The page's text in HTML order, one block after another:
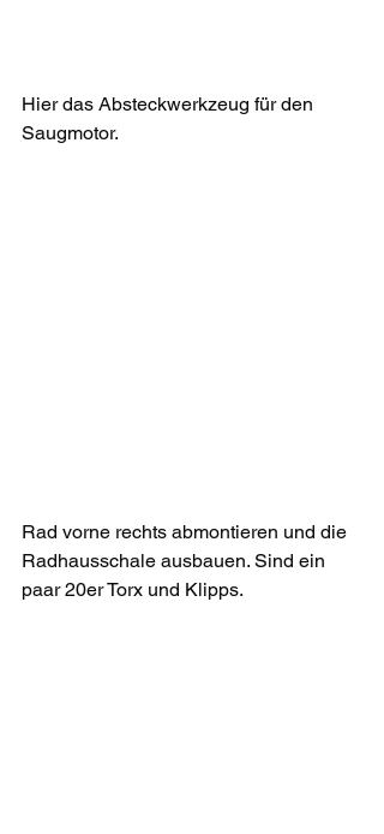
Hier das Absteckwerkzeug für den
Saugmotor.
Rad vorne rechts abmontieren und die
Radhausschale ausbauen. Sind ein
paar 20er Torx und Klipps.